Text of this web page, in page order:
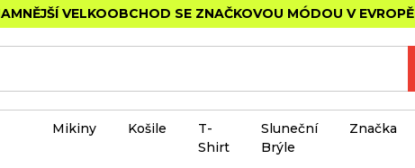
VELKOOBCHOD SE ZNAČKOVOU MÓDOU V EVROPĚ
Mikiny Košile
T-
Shirt
Sluneční
Brýle
Značka